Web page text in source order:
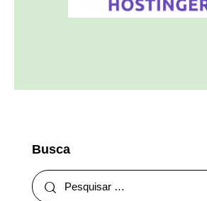
Busca